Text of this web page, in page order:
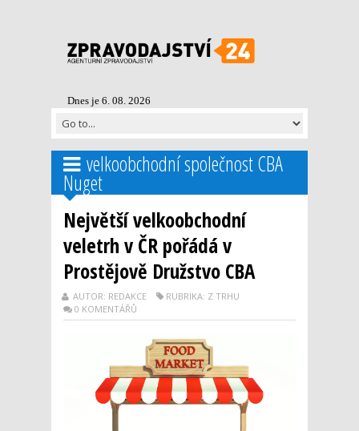
Dnes je 6. 08. 2026
velkoobchodní společnost CBA
Nuget
Největší velkoobchodní
veletrh v ČR pořádá v
Prostějově Družstvo CBA
AUTOR: REDAKCE
RUBRIKA: Z TRHU
0 KOMENTÁŘŮ